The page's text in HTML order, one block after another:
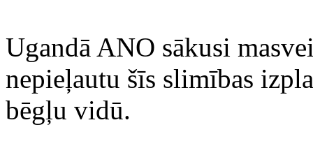
Ugandā ANO sākusi
nepieļautu šīs slimības
bēgļu vidū.